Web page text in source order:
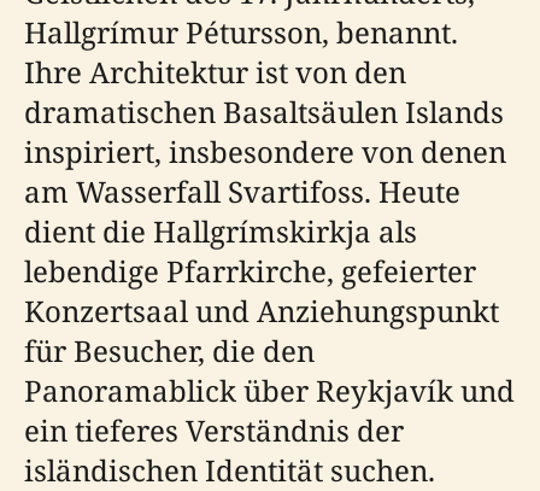
Hallgrímur Pétursson, benannt.
Ihre Architektur ist von den
dramatischen Basaltsäulen Islands
inspiriert, insbesondere von denen
am Wasserfall Svartifoss. Heute
dient die Hallgrímskirkja als
lebendige Pfarrkirche, gefeierter
Konzertsaal und Anziehungspunkt
für Besucher, die den
Panoramablick über Reykjavík und
ein tieferes Verständnis der
isländischen Identität suchen.